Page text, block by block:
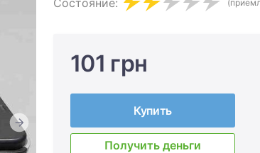
Состояние:
101 грн
Купить
Получить деньги